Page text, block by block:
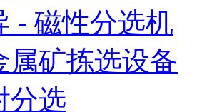
- 磁性分选机
属矿拣选设备
分选